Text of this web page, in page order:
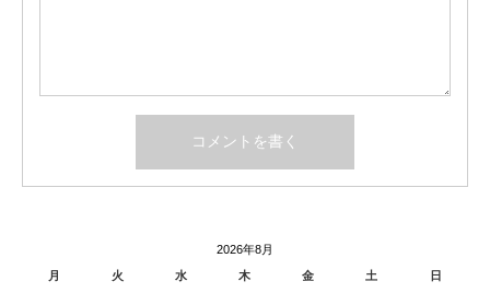
2026年8月
月
火 水 木 金 土 日